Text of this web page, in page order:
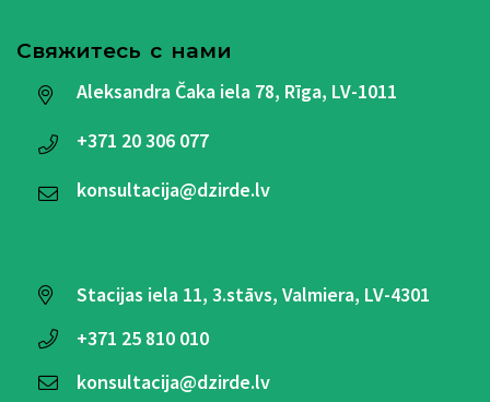
Свяжитесь с нами
Aleksandra Čaka iela 78, Rīga, LV-1011
+371 20 306 077
konsultacija@dzirde.lv
Stacijas iela 11, 3.stāvs, Valmiera, LV-4301
+371 25 810 010
konsultacija@dzirde.lv